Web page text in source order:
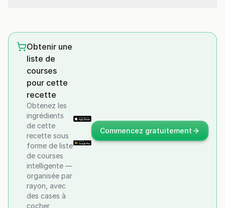
Obtenir une
liste de
courses
pour cette
recette
Obtenez les
ingrédients
de cette
recette sous
forme de liste
de courses
intelligente —
organisée par
rayon, avec
des cases à
cocher
Commencez gratuitement